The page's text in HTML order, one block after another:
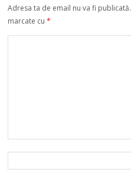
Adresa ta de email nu va fi publicată.
marcate cu*